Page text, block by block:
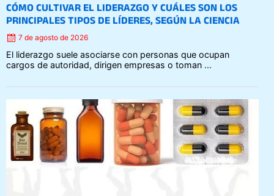
CÓMO CULTIVAR EL LIDERAZGO Y CUÁLES SON LOS
PRINCIPALES TIPOS DE LÍDERES, SEGÚN LA CIENCIA
7 de agosto de 2026
El liderazgo suele asociarse con personas que ocupan
cargos de autoridad, dirigen empresas o toman ...
on